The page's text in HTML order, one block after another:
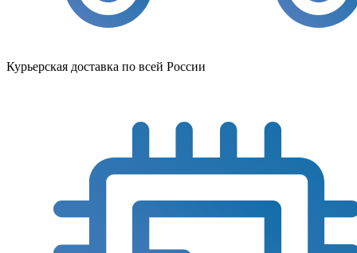
Курьерская доставка по всей России